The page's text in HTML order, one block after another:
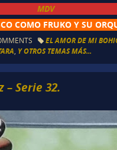
MDV
COMO FRUKO Y SU
EL AMOR DE MI
Y OTROS TEMAS MÁS...
– Serie 32.